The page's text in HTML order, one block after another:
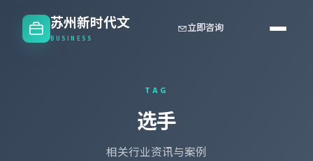
苏州新时代文
BUSINESS
立即咨询
TAG
选手
相关行业资讯与案例